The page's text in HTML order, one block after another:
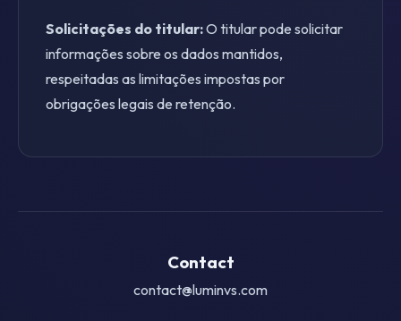
Solicitações do titular:O titular pode solicitar
informações sobre os dados mantidos,
respeitadas as limitações impostas por
obrigações legais de retenção.
Contact
contact@luminvs.com